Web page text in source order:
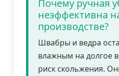
Почему ручная
неэффективна
производстве?
Швабры и ведра
влажным на долгое
риск скольжения.